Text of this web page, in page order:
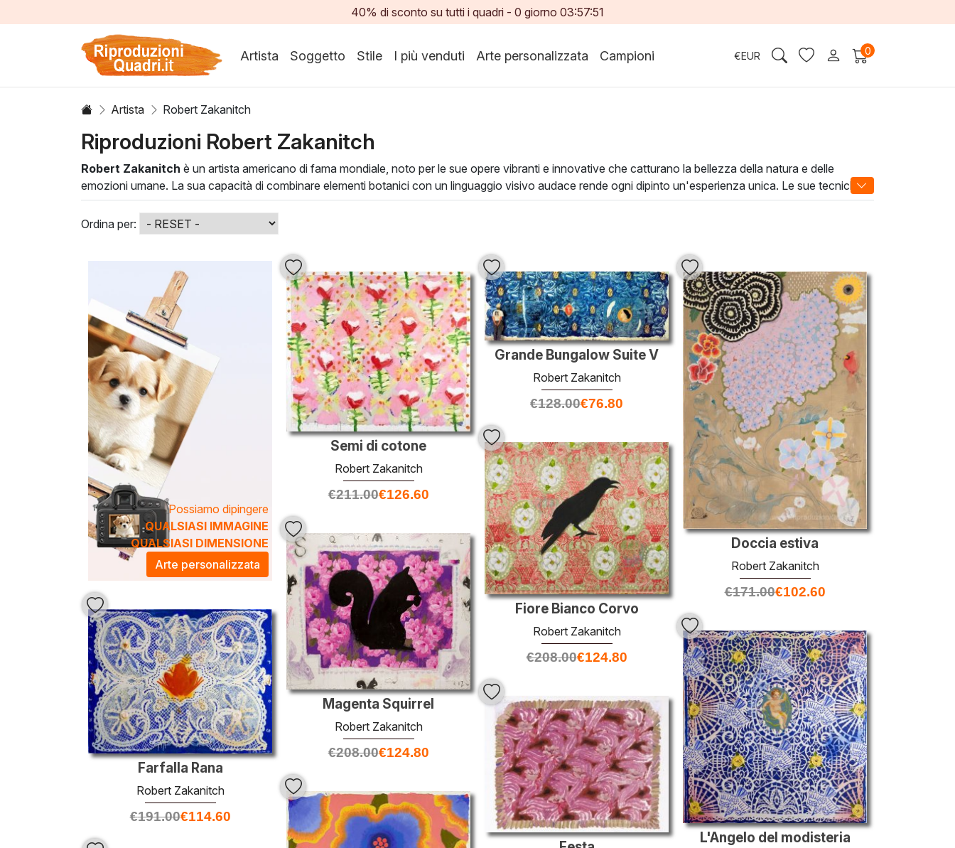
40% di sconto su tutti i quadri - 0 giorno 03:57:49
Artista Soggetto Stile I più venduti Arte personalizzata Campioni €EUR 0
Artista Robert Zakanitch
Riproduzioni Robert Zakanitch
Robert Zakanitch è un artista americano di fama mondiale, noto per le sue opere vibranti e innovative che catturano la bellezza della natura e delle
emozioni umane. La sua capacità di combinare elementi botanici con un linguaggio visivo audace rende ogni dipinto un'esperienza unica. Le sue tecniche
raffinate e la scelta di colori brillanti creano atmosfere che spaziano dalla serenità alla meraviglia.
Le opere di
Robert Zakanitch
sono perfette per arricchire qualsiasi spazio, portando un tocco di eleganza e originalità. Ogni dipinto è studiato non solo per
essere ammirato, ma anche per ispirare e trasformare l'ambiente circostante. Scegliendo un'opera di Zakanitch, non solo investi in un pezzo d'arte, ma
acquisti un'opportunità per illustrare storie e emozioni nella tua casa.
Ordina per:
Possiamo dipingere
QUALSIASI IMMAGINE
QUALSIASI DIMENSIONE
Arte personalizzata
Semi di cotone
Robert Zakanitch
€211.00€126.60
Grande Bungalow Suite V
Robert Zakanitch
€128.00€76.80
Doccia estiva
Robert Zakanitch
€171.00€102.60
Fiore Bianco Corvo
Robert Zakanitch
€208.00€124.80
Magenta Squirrel
Robert Zakanitch
€208.00€124.80
Farfalla Rana
Robert Zakanitch
€191.00€114.60
L'Angelo del modisteria